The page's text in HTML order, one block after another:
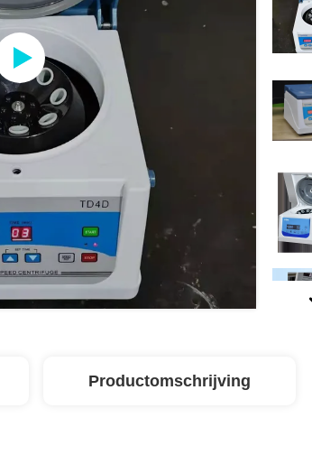
Productomschrijving